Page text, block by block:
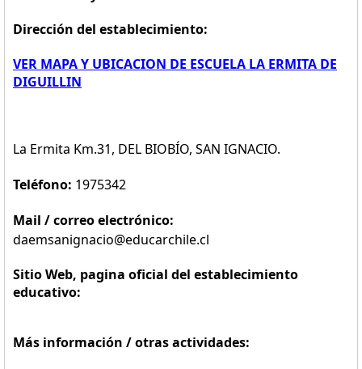
Dirección del establecimiento:
VER MAPA Y UBICACION DE ESCUELA LA ERMITA DE
DIGUILLIN
La Ermita Km.31, DEL BIOBÍO, SAN IGNACIO.
Teléfono: 1975342
Mail / correo electrónico:
daemsanignacio@educarchile.cl
Sitio Web, pagina oficial del establecimiento
educativo:
Más información / otras actividades: